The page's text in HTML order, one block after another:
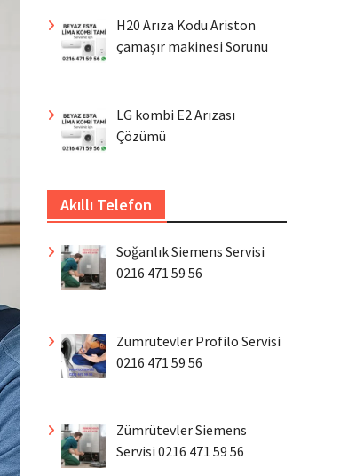
H20 Arıza Kodu Ariston
çamaşır makinesi Sorunu
LG kombi E2 Arızası
Çözümü
Akıllı Telefon
Soğanlık Siemens Servisi
0216 471 59 56
Zümrütevler Profilo Servisi
0216 471 59 56
Zümrütevler Siemens
Servisi 0216 471 59 56